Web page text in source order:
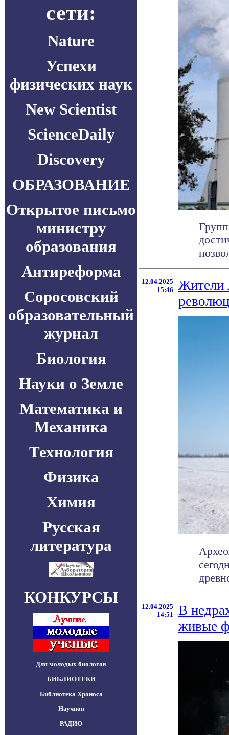
сети:
Nature
Успехи
физических наук
New Scientist
ScienceDaily
Discovery
ОБРАЗОВАНИЕ
Открытое письмо
министру
образования
Антиреформа
Соросовский
образовательный
журнал
Биология
Науки о Земле
Математика и
Механика
Технология
Физика
Химия
Русская
литература
КОНКУРСЫ
Для молодых биологов
БИБЛИОТЕКИ
Библиотека Хроноса
Научпоп
РАДИО
12.04.2025
15:46
Жители
12.04.2025
14:51
В
живые